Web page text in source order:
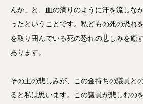
んか」と、血の滴りのように汗を流しな
ったということです。私どもの死の恐れ
を取り囲んでいる死の恐れの悲しみを癒
あります。
その主の悲しみが、この金持ちの議員と
ると私は思います。この議員が悲しむの